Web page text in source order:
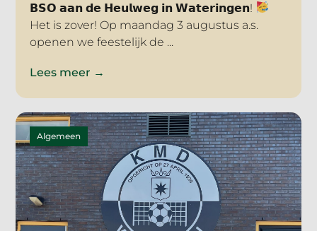
𝗕𝗦𝗢 𝗮𝗮𝗻 𝗱𝗲 𝗛𝗲𝘂𝗹𝘄𝗲𝗴 𝗶𝗻 𝗪𝗮𝘁𝗲𝗿𝗶𝗻𝗴𝗲𝗻!
Het is zover! Op maandag 3 augustus a.s.
openen we feestelijk de ...
Lees meer →
Algemeen